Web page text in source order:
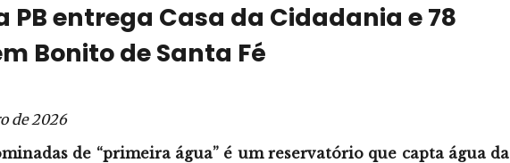
PB entrega Casa da Cidadania e 78
Bonito de Santa Fé
de 2026
de “primeira água” é um reservatório que capta água da